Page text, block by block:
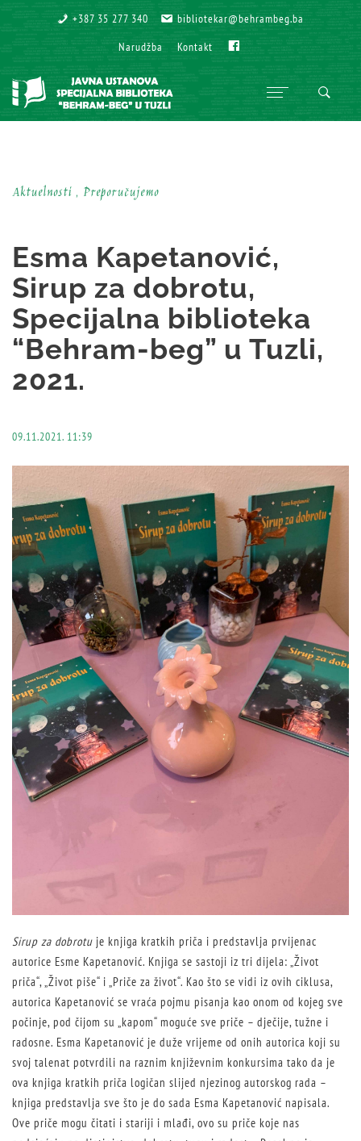
+387 35 277 340
+387 35 277 340 bibliotekar@behrambeg.ba
bibliotekar@behrambeg.ba
Narudžba
Narudžba Kontakt
Kontakt
Aktuelnosti , Preporučujemo
Esma Kapetanović,
Sirup za dobrotu,
Specijalna biblioteka
“Behram-beg” u Tuzli,
2021.
09.11.2021. 11:39
Sirup za dobrotu je knjiga kratkih priča i predstavlja prvijenac
autorice Esme Kapetanović. Knjiga se sastoji iz tri dijela: „Život
priča“, „Život piše“ i „Priče za život“. Kao što se vidi iz ovih ciklusa,
autorica Kapetanović se vraća pojmu pisanja kao onom od kojeg sve
počinje, pod čijom su „kapom“ moguće sve priče – dječije, tužne i
radosne. Esma Kapetanović je duže vrijeme od onih autorica koji su
svoj talenat potvrdili na raznim književnim konkursima tako da je
ova knjiga kratkih priča logičan slijed njezinog autorskog rada –
knjiga predstavlja sve što je do sada Esma Kapetanović napisala.
Ove priče mogu čitati i stariji i mlađi, ovo su priče koje nas